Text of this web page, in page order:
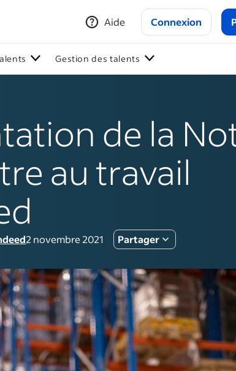
Aide Connexion
Gestion des talents
de la
au travail
2 novembre 2021 Partager